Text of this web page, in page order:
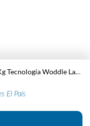
Lavarropas SAMSUNG Carga Superior 8Kg Tecnología Woddle Lavado Rápido
El País